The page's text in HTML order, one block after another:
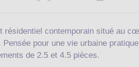
résidentiel contemporain situé au
Pensée pour une vie urbaine
de 2.5 et 4.5 pièces.